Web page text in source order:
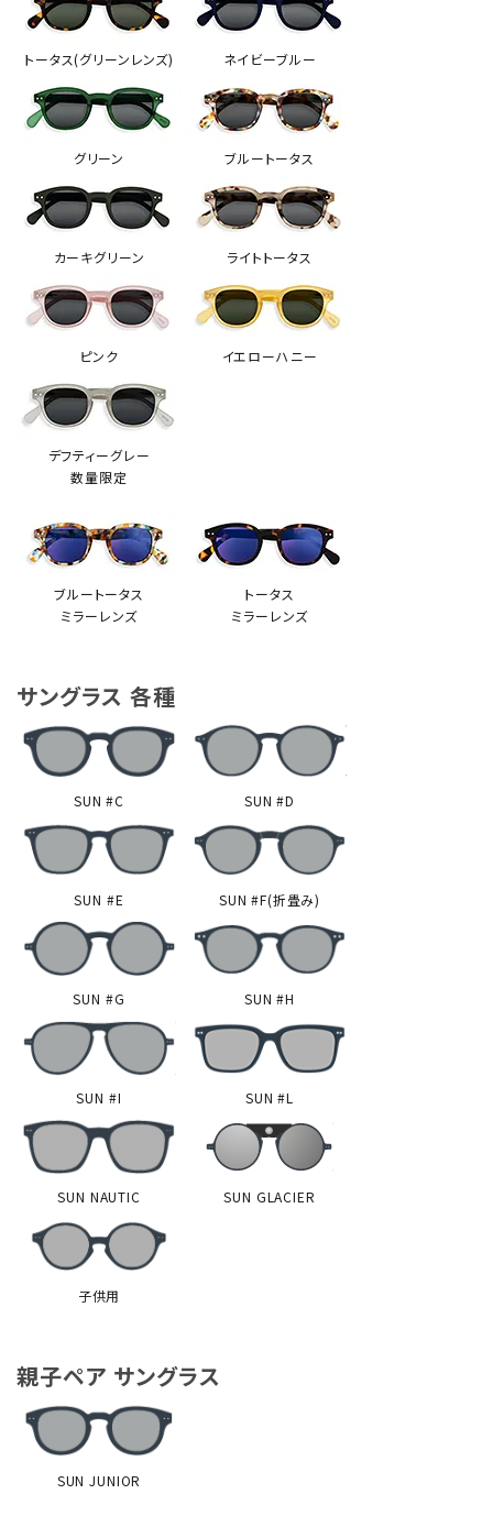
トータス(グリーンレンズ) ネイビーブルー
グリーン ブルートータス
カーキグリーン ライトトータス
ピンク イエローハニー
デフティーグレー
数量限定
ブルートータス
ミラーレンズ
トータス
ミラーレンズ
サングラス 各種
SUN #C SUN #D
SUN #E SUN #F(折畳み)
SUN #G SUN #H
SUN #I SUN #L
SUN NAUTIC SUN GLACIER
子供用
親子ペア サングラス
SUN JUNIOR